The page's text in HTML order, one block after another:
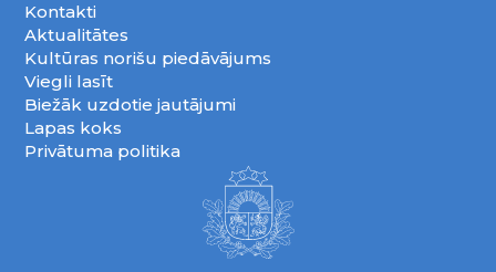
Kontakti
Aktualitātes
Kultūras norišu piedāvājums
Viegli lasīt
Biežāk uzdotie jautājumi
Lapas koks
Privātuma politika